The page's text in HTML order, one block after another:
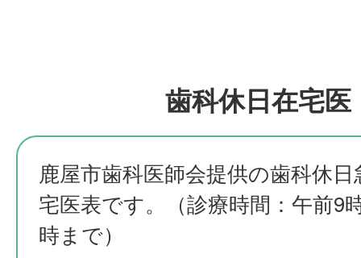
歯科休日在宅医
鹿屋市歯科医師会提供の歯科休
宅医表です。（診療時間：午前9
時まで）